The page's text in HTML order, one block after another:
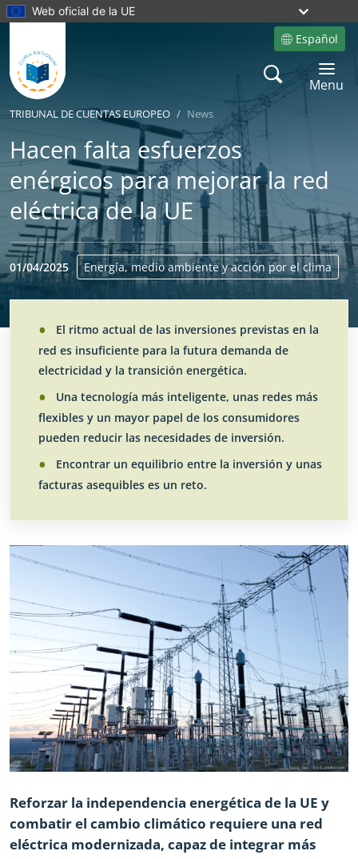
Web oficial de la UE
Español
Site language
Search
Toggle
Menu
TRIBUNAL DE CUENTAS EUROPEO News
Hacen falta esfuerzos
enérgicos para mejorar la red
eléctrica de la UE
01/04/2025 Energía, medio ambiente y acción por el clima
El ritmo actual de las inversiones previstas en la
red es insuficiente para la futura demanda de
electricidad y la transición energética.
Una tecnología más inteligente, unas redes más
flexibles y un mayor papel de los consumidores
pueden reducir las necesidades de inversión.
Encontrar un equilibrio entre la inversión y unas
facturas asequibles es un reto.
Reforzar la independencia energética de la UE y
combatir el cambio climático requiere una red
eléctrica modernizada, capaz de integrar más